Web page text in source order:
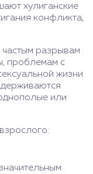
хулиганские
конфликта,
разрывам
проблемам с
жизни
или